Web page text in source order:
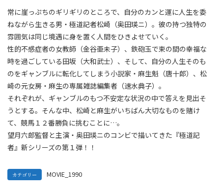
常に崖っぷちのギリギリのところで、自分のカンと運に人生を委
ねながら生きる男・極道記者松崎（奥田瑛ニ）。彼の持つ独特の
雰囲気は同じ境遇に身を置く人間をひきよせていく。
性的不感症者の女教師（金谷亜未子）、鉄砲玉で束の間の幸福な
時を過ごしている田坂（大和武士）、そして、自分の人生そのも
のをギャンブルに転化してしまう小説家・麻生魁（唐十郎）、松
崎の元女房・麻生の専属雑誌編集者（速水典子）。
それぞれが、ギャンブルのもつ不安定な状況の中で答えを見出そ
うとする。そんな中、松崎と麻生がいちばん大切なものを賭け
て、競馬１２番勝負に挑むことに…。
望月六郎監督と主演・奥田瑛ニのコンビで描いてきた『極道記
者』新シリーズの第１弾！！
カテゴリー MOVIE_1990